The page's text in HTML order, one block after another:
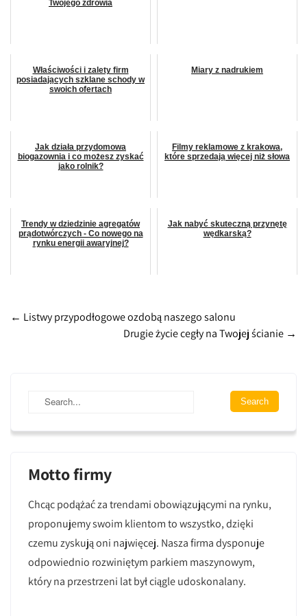
Twojego zdrowia
Właściwości i zalety firm
posiadających szklane schody w
swoich ofertach
Miary z nadrukiem
Jak działa przydomowa
biogazownia i co możesz zyskać
jako rolnik?
Filmy reklamowe z krakowa,
które sprzedają więcej niż słowa
Trendy w dziedzinie agregatów
prądotwórczych - Co nowego na
rynku energii awaryjnej?
Jak nabyć skuteczną przynętę
wędkarską?
Post
← Listwy przypodłogowe ozdobą naszego salonu
Drugie życie cegły na Twojej ścianie →
Motto firmy
Chcąc podążać za trendami obowiązującymi na rynku,
proponujemy swoim klientom to wszystko, dzięki
czemu zyskują oni najwięcej. Nasza firma dysponuje
odpowiednio rozwiniętym parkiem maszynowym,
który na przestrzeni lat był ciągle udoskonalany.